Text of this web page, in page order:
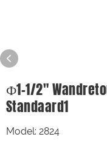
Ф1-1/2"
Standaard1
Model: 2824